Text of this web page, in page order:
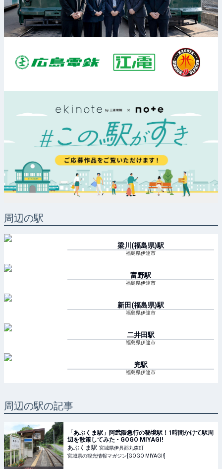
周辺の駅
梁川(福島県)駅
福島県伊達市
富野駅
福島県伊達市
新田(福島県)駅
福島県伊達市
二井田駅
福島県伊達市
兜駅
福島県伊達市
周辺の駅の記事
「あぶくま駅」阿武隈急行の秘境駅！1時間かけて駅周
辺を散策してみた - GOGO MIYAGI!
あぶくま駅 宮城県伊具郡丸森町
宮城県の観光情報マガジン[GOGO MIYAGI!]